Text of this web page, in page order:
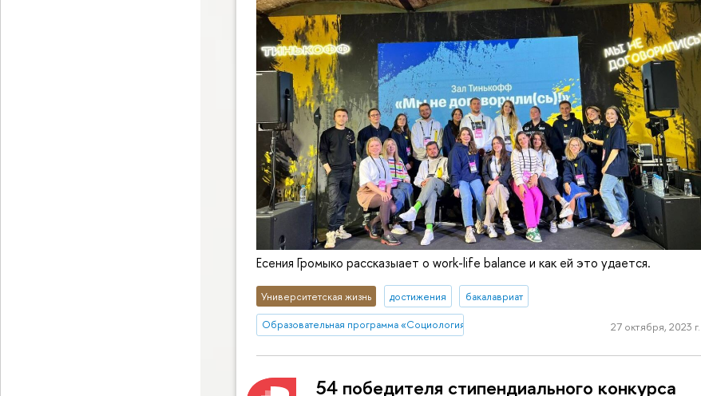
Есения Громыко рассказыает о work-life balance и как ей это удается.
Университетская жизнь достижения бакалавриат
Образовательная программа «Социология и социальная информатика» 27 октября, 2023 г.
54 победителя стипендиального конкурса